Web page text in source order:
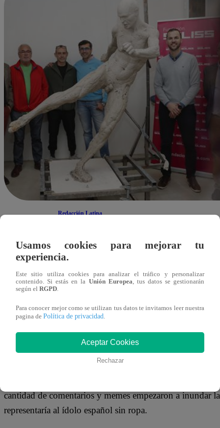
Redacción Latina
No cabe duda de que Andrés Iniesta pasó a la historia
a Holanda en la final del Mundial Sudáfrica 2010, un
gran emoción. Es por eso que el ayuntamiento de
crear una escultura, sin embargo, un detalle no pasó
Y es que, luego de que la imagen de la obra de arte
cantidad de comentarios y memes empezaron a inundar
representaría al ídolo español sin ropa.
Usamos cookies para mejorar tu
experiencia.
Este sitio utiliza cookies para analizar el tráfico y personalizar
contenido. Si estás en la Unión Europea , tus datos se gestionarán
según el RGPD
Para conocer mejor como se utilizan tus datos te invitamos leer nuestra
pagina de Política de privacidad
Aceptar Cookies
Rechazar